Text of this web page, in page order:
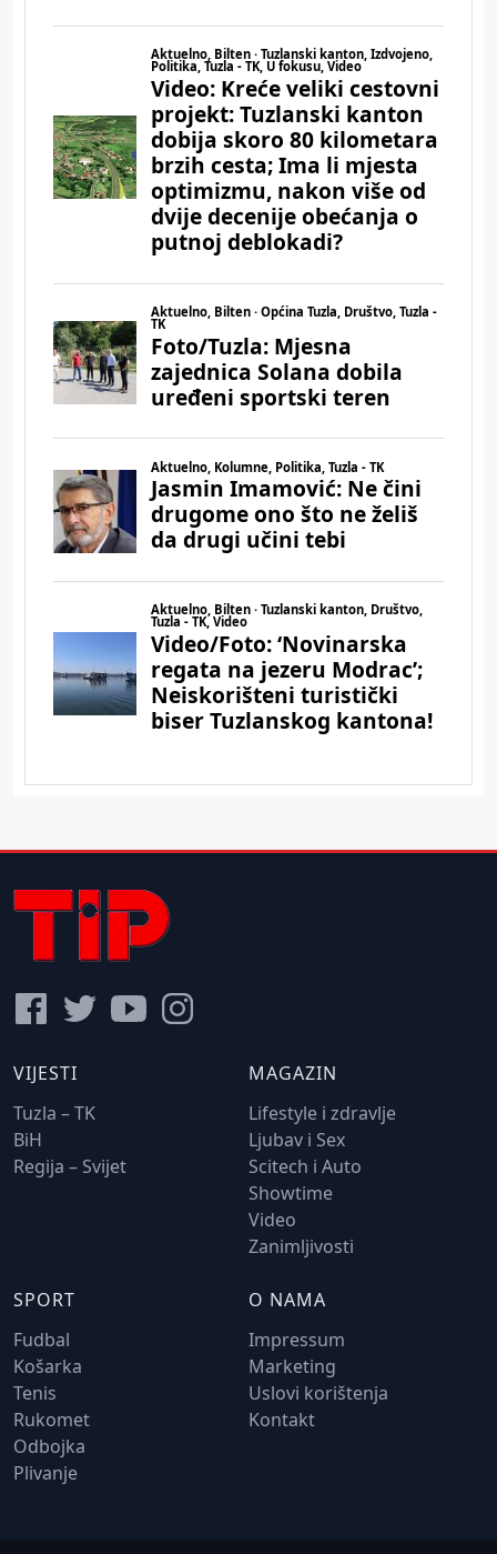
VIJESTI
Tuzla – TK
BiH
Regija – Svijet
MAGAZIN
Lifestyle i zdravlje
Ljubav i Sex
Scitech i Auto
Showtime
Video
Zanimljivosti
SPORT
Fudbal
Košarka
Tenis
Rukomet
Odbojka
Plivanje
O NAMA
Impressum
Marketing
Uslovi korištenja
Kontakt